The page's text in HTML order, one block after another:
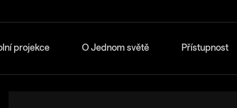
projekce O Jednom světě Přístupnost